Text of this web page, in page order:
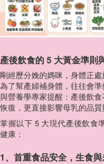
產後飲食的 5 大黃金準則
剛經歷分娩的媽咪，身體正
為了幫產婦補身體，往往會
與營養學專家提醒：產後飲
恢復，更直接影響母乳的品質
掌握以下 5 大現代產後飲食
健康：
1、首重食品安全，生食